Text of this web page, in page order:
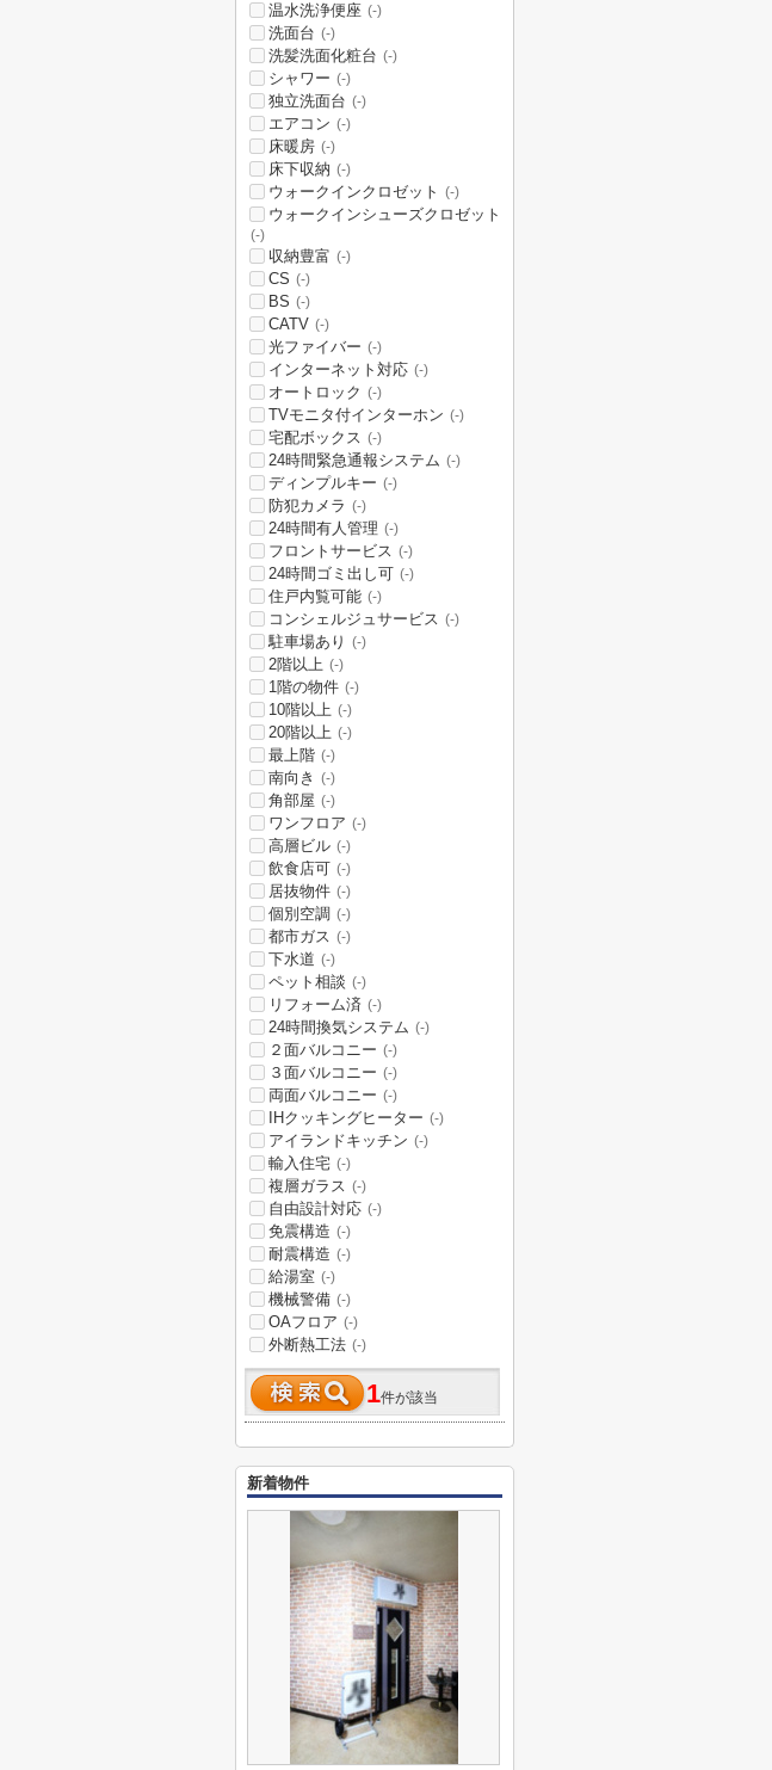
温水洗浄便座 (-)
洗面台 (-)
洗髪洗面化粧台 (-)
シャワー (-)
独立洗面台 (-)
エアコン (-)
床暖房 (-)
床下収納 (-)
ウォークインクロゼット (-)
ウォークインシューズクロゼット
(-)
収納豊富 (-)
CS (-)
BS (-)
CATV (-)
光ファイバー (-)
インターネット対応 (-)
オートロック (-)
TVモニタ付インターホン (-)
宅配ボックス (-)
24時間緊急通報システム (-)
ディンプルキー (-)
防犯カメラ (-)
24時間有人管理 (-)
フロントサービス (-)
24時間ゴミ出し可 (-)
住戸内覧可能 (-)
コンシェルジュサービス (-)
駐車場あり (-)
2階以上 (-)
1階の物件 (-)
10階以上 (-)
20階以上 (-)
最上階 (-)
南向き (-)
角部屋 (-)
ワンフロア (-)
高層ビル (-)
飲食店可 (-)
居抜物件 (-)
個別空調 (-)
都市ガス (-)
下水道 (-)
ペット相談 (-)
リフォーム済 (-)
24時間換気システム (-)
２面バルコニー (-)
３面バルコニー (-)
両面バルコニー (-)
IHクッキングヒーター (-)
アイランドキッチン (-)
輸入住宅 (-)
複層ガラス (-)
自由設計対応 (-)
免震構造 (-)
耐震構造 (-)
給湯室 (-)
機械警備 (-)
OAフロア (-)
外断熱工法 (-)
1件が該当
新着物件